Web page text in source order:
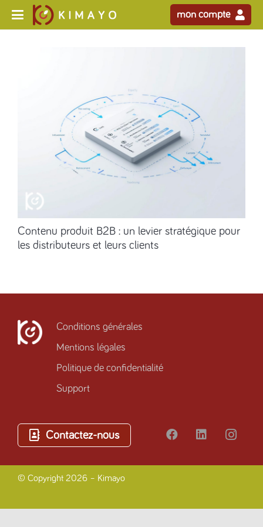
mon compte
Contenu produit B2B : un levier stratégique pour
les distributeurs et leurs clients
Conditions générales
Mentions légales
Politique de confidentialité
Support
Contactez-nous
© Copyright 2026 – Kimayo